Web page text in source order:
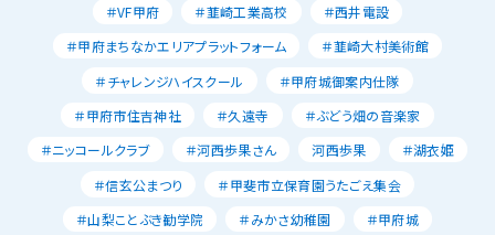
＃VF甲府
＃韮崎工業高校
＃西井電設
＃甲府まちなかエリアプラットフォーム
＃韮崎大村美術館
＃チャレンジハイスクール
＃甲府城御案内仕隊
＃甲府市住吉神社
＃久遠寺
＃ぶどう畑の音楽家
＃ニッコールクラブ
＃河西歩果さん 河西歩果
＃湖衣姫
＃信玄公まつり
＃甲斐市立保育園うたごえ集会
＃山梨ことぶき勧学院
＃みかさ幼稚園
＃甲府城